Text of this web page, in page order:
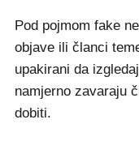
Pod pojmom fake
objave ili članci
upakirani da
namjerno zavaraju
dobiti.